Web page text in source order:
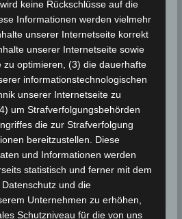
im Gouvernorat
für Störungen
3135 Views
,Überflutungen
der vergangenen Nacht (2 –
Dienstag, den 20.
keine Rückschlüsse auf die
Informationen werden vielmehr
unserer Internetseite korrekt
unserer Internetseite sowie
zu optimieren, (3) die dauerhafte
informationstechnologischen
unserer Internetseite zu
um Strafverfolgungsbehörden
die zur Strafverfolgung
bereitzustellen. Diese
und Informationen werden
statistisch und ferner mit dem
und die
Unternehmen zu erhöhen,
Schutzniveau für die von uns